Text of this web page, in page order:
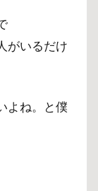
がいるだけ
よね。と僕